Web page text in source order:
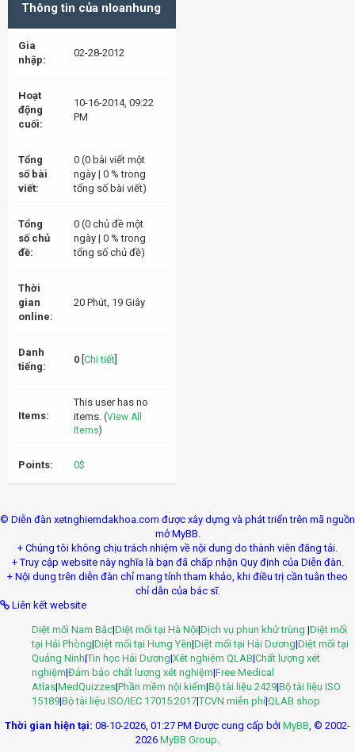
Thông tin của nloanhung
Gia
nhập:
02-28-2012
Hoạt
động
cuối:
10-16-2014, 09:22
PM
Tổng
số bài
viết:
0 (0 bài viết một
ngày | 0 % trong
tổng số bài viết)
Tổng
số chủ
đề:
0 (0 chủ đề một
ngày | 0 % trong
tổng số chủ đề)
Thời
gian
online:
20 Phút, 19 Giây
Danh
tiếng:
0 Chi tiết
Items:
This user has no
items. (View All
Items)
Points: 0$
© Diễn đàn xetnghiemdakhoa.com được xây dựng và phát triển trên mã nguồn
mở MyBB.
+ Chúng tôi không chịu trách nhiệm về nội dung do thành viên đăng tải.
+ Truy cập website này nghĩa là bạn đã chấp nhận Quy định của Diễn đàn.
+ Nội dung trên diễn đàn chỉ mang tính tham khảo, khi điều trị cần tuân theo
chỉ dẫn của bác sĩ.
Liên kết website
Diệt mối Nam Bắc|Diệt mối tại Hà Nội|Dịch vụ phun khử trùng |Diệt mối
tại Hải Phòng|Diệt mối tại Hưng Yên|Diệt mối tại Hải Dương|Diệt mối tại
Quảng Ninh|Tin học Hải Dương|Xét nghiệm QLAB|Chất lượng xét
nghiệm|Đảm bảo chất lượng xét nghiệm|Free Medical
Atlas|MedQuizzes|Phần mềm nội kiểm|Bộ tài liệu 2429|Bộ tài liệu ISO
15189|Bộ tài liệu ISO/IEC 17015:2017|TCVN miễn phí|QLAB shop
Thời gian hiện tại: 08-10-2026, 01:27 PM Được cung cấp bởi MyBB, © 2002-
2026 MyBB Group.